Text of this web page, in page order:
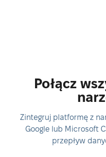
Połącz
Zintegruj platformę z
Google lub Microsoft
przepływ